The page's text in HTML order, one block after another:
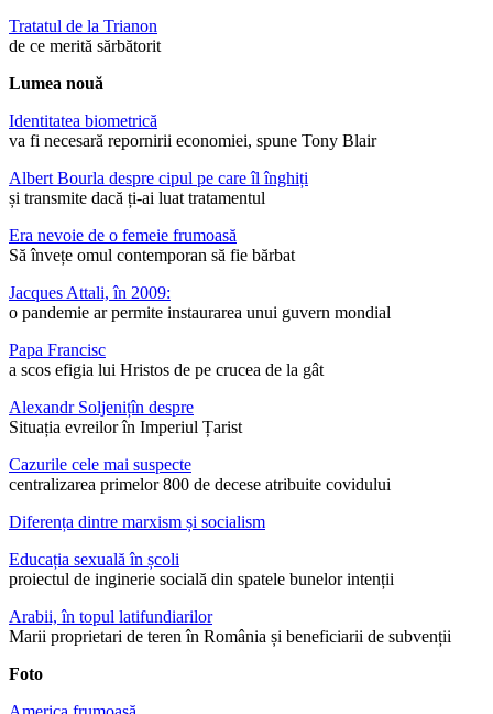
Tratatul de la Trianon
de ce merită sărbătorit
Lumea nouă
Identitatea biometrică
va fi necesară repornirii economiei, spune Tony Blair
Albert Bourla despre cipul pe care îl înghiți
și transmite dacă ți-ai luat tratamentul
Era nevoie de o femeie frumoasă
Să învețe omul contemporan să fie bărbat
Jacques Attali, în 2009:
o pandemie ar permite instaurarea unui guvern mondial
Papa Francisc
a scos efigia lui Hristos de pe crucea de la gât
Alexandr Soljenițîn despre
Situația evreilor în Imperiul Țarist
Cazurile cele mai suspecte
centralizarea primelor 800 de decese atribuite covidului
Diferența dintre marxism și socialism
Educația sexuală în școli
proiectul de inginerie socială din spatele bunelor intenții
Arabii, în topul latifundiarilor
Marii proprietari de teren în România și beneficiarii de subvenții
Foto